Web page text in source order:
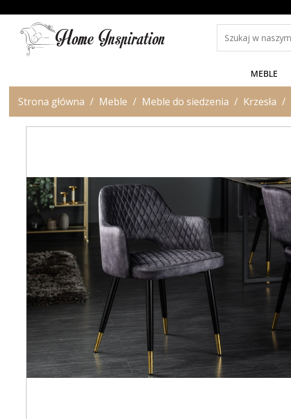
MEBLE
Strona główna Meble Meble do siedzenia Krzesła